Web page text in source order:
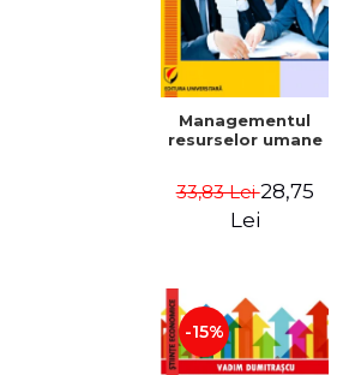
Managementul
resurselor umane
33,83 Lei28,75
Lei
-15%